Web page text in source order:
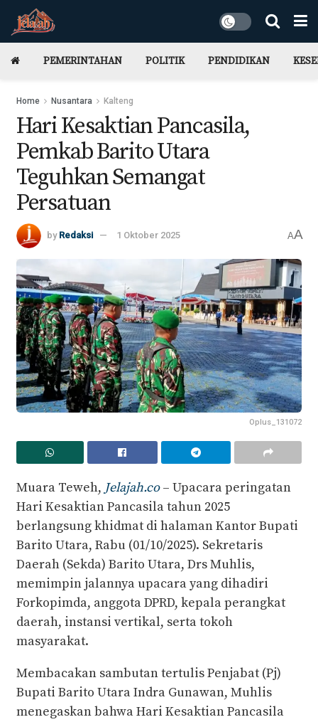
PEMERINTAHAN POLITIK PENDIDIKAN
Home Nusantara Kalteng
Hari Kesaktian Pancasila,
Pemkab Barito Utara
Teguhkan Semangat
Persatuan
by Redaksi 1 Oktober 2025 AA
Oplus_131072
Muara Teweh, Jelajah.co– Upacara peringatan
Hari Kesaktian Pancasila tahun 2025
berlangsung khidmat di halaman Kantor Bupati
Barito Utara, Rabu (01/10/2025). Sekretaris
Daerah (Sekda) Barito Utara, Drs Muhlis,
memimpin jalannya upacara yang dihadiri
Forkopimda, anggota DPRD, kepala perangkat
daerah, instansi vertikal, serta tokoh
masyarakat.
Membacakan sambutan tertulis Penjabat (Pj)
Bupati Barito Utara Indra Gunawan, Muhlis
menegaskan bahwa Hari Kesaktian Pancasila